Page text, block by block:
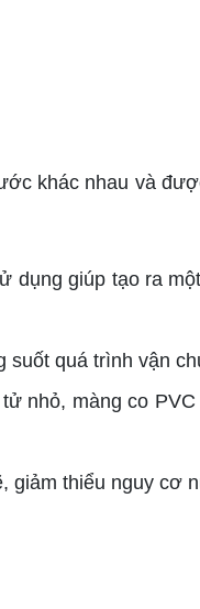
khác nhau và
dụng giúp tạo ra
quá trình vận
nhỏ, màng co
giảm thiểu nguy cơ